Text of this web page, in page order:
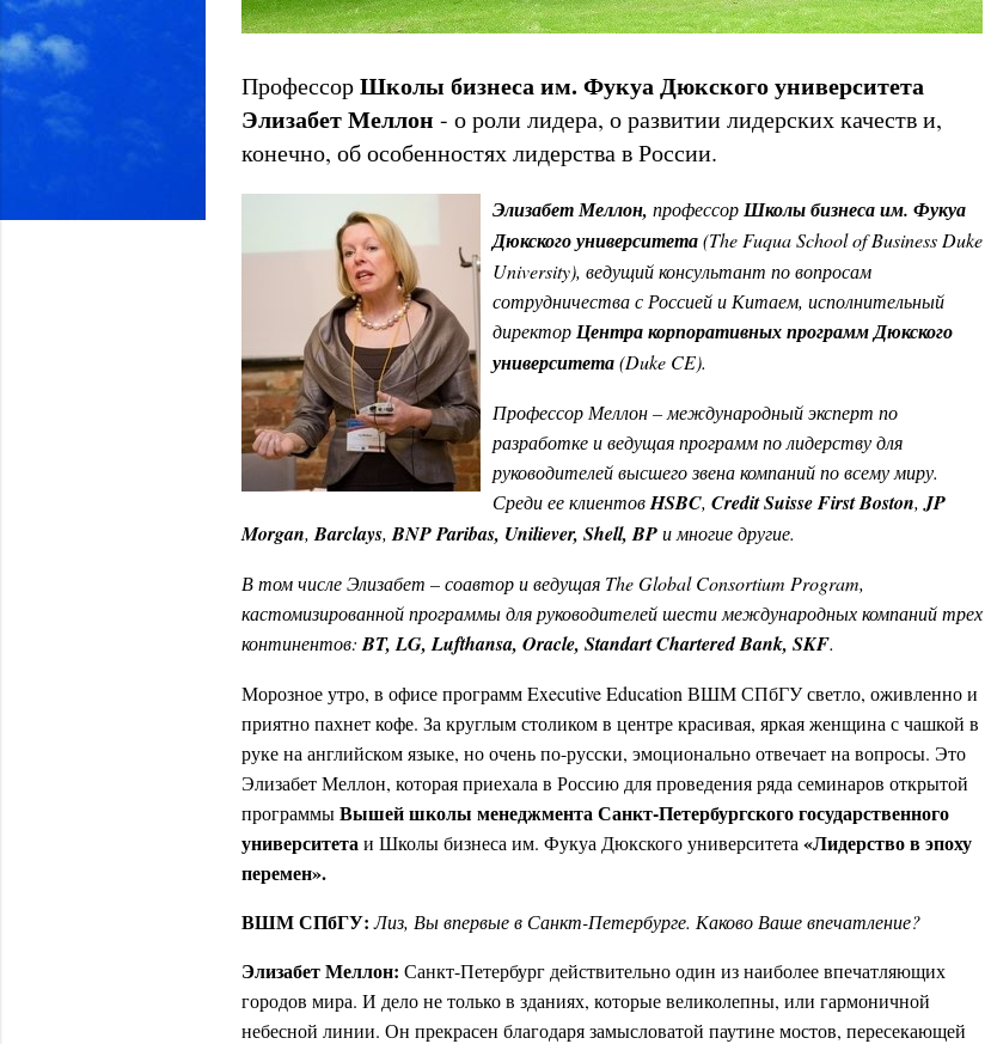
ПрофессорШколы бизнеса им. Фукуа Дюкского университета
Элизабет Меллон - о роли лидера, о развитии лидерских качеств и,
конечно, об особенностях лидерства в России.
Элизабет Меллон, профессорШколы бизнеса им. Фукуа
Дюкского университета(The FuquaSchoolofBusiness Duke
University), ведущий консультант по вопросам
сотрудничества с Россией и Китаем, исполнительный
директорЦентра корпоративных программ Дюкского
университета(Duke CE).
Профессор Меллон – международный эксперт по
разработке и ведущая программ по лидерству для
руководителей высшего звена компаний по всему миру.
СредиееклиентовHSBC, Credit Suisse First Boston, JP
Morgan, Barclays, BNP Paribas, Uniliever, Shell, BPи многие другие.
ВтомчислеЭлизабет – соавториведущая The Global Consortium Program,
кастомизированнойпрограммыдляруководителейшести международныхкомпанийтрех
континентов: BT, LG, Lufthansa, Oracle, Standart Chartered Bank, SKF.
Морозное утро, в офисе программ Executive Education ВШМ СПбГУ светло, оживленно и
приятно пахнет кофе. За круглым столиком в центре красивая, яркая женщина с чашкой в
руке на английском языке, но очень по-русски, эмоционально отвечает на вопросы. Это
Элизабет Меллон, которая приехала в Россию для проведения ряда семинаров открытой
программыВышей школы менеджмента Санкт-Петербургского государственного
университетаи Школы бизнеса им. Фукуа Дюкского университета «Лидерство в эпоху
перемен».
ВШМ СПбГУ: Лиз, Вы впервые в Санкт-Петербурге. Каково Ваше впечатление?
Элизабет Меллон: Санкт-Петербург действительно один из наиболее впечатляющих
городов мира. И дело не только в зданиях, которые великолепны, или гармоничной
небесной линии. Он прекрасен благодаря замысловатой паутине мостов, пересекающей